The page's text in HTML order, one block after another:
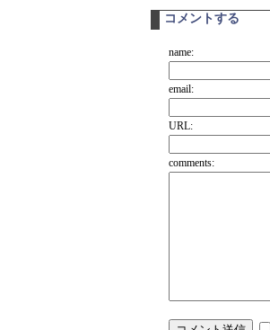
コメントする
name:
email:
URL:
comments: